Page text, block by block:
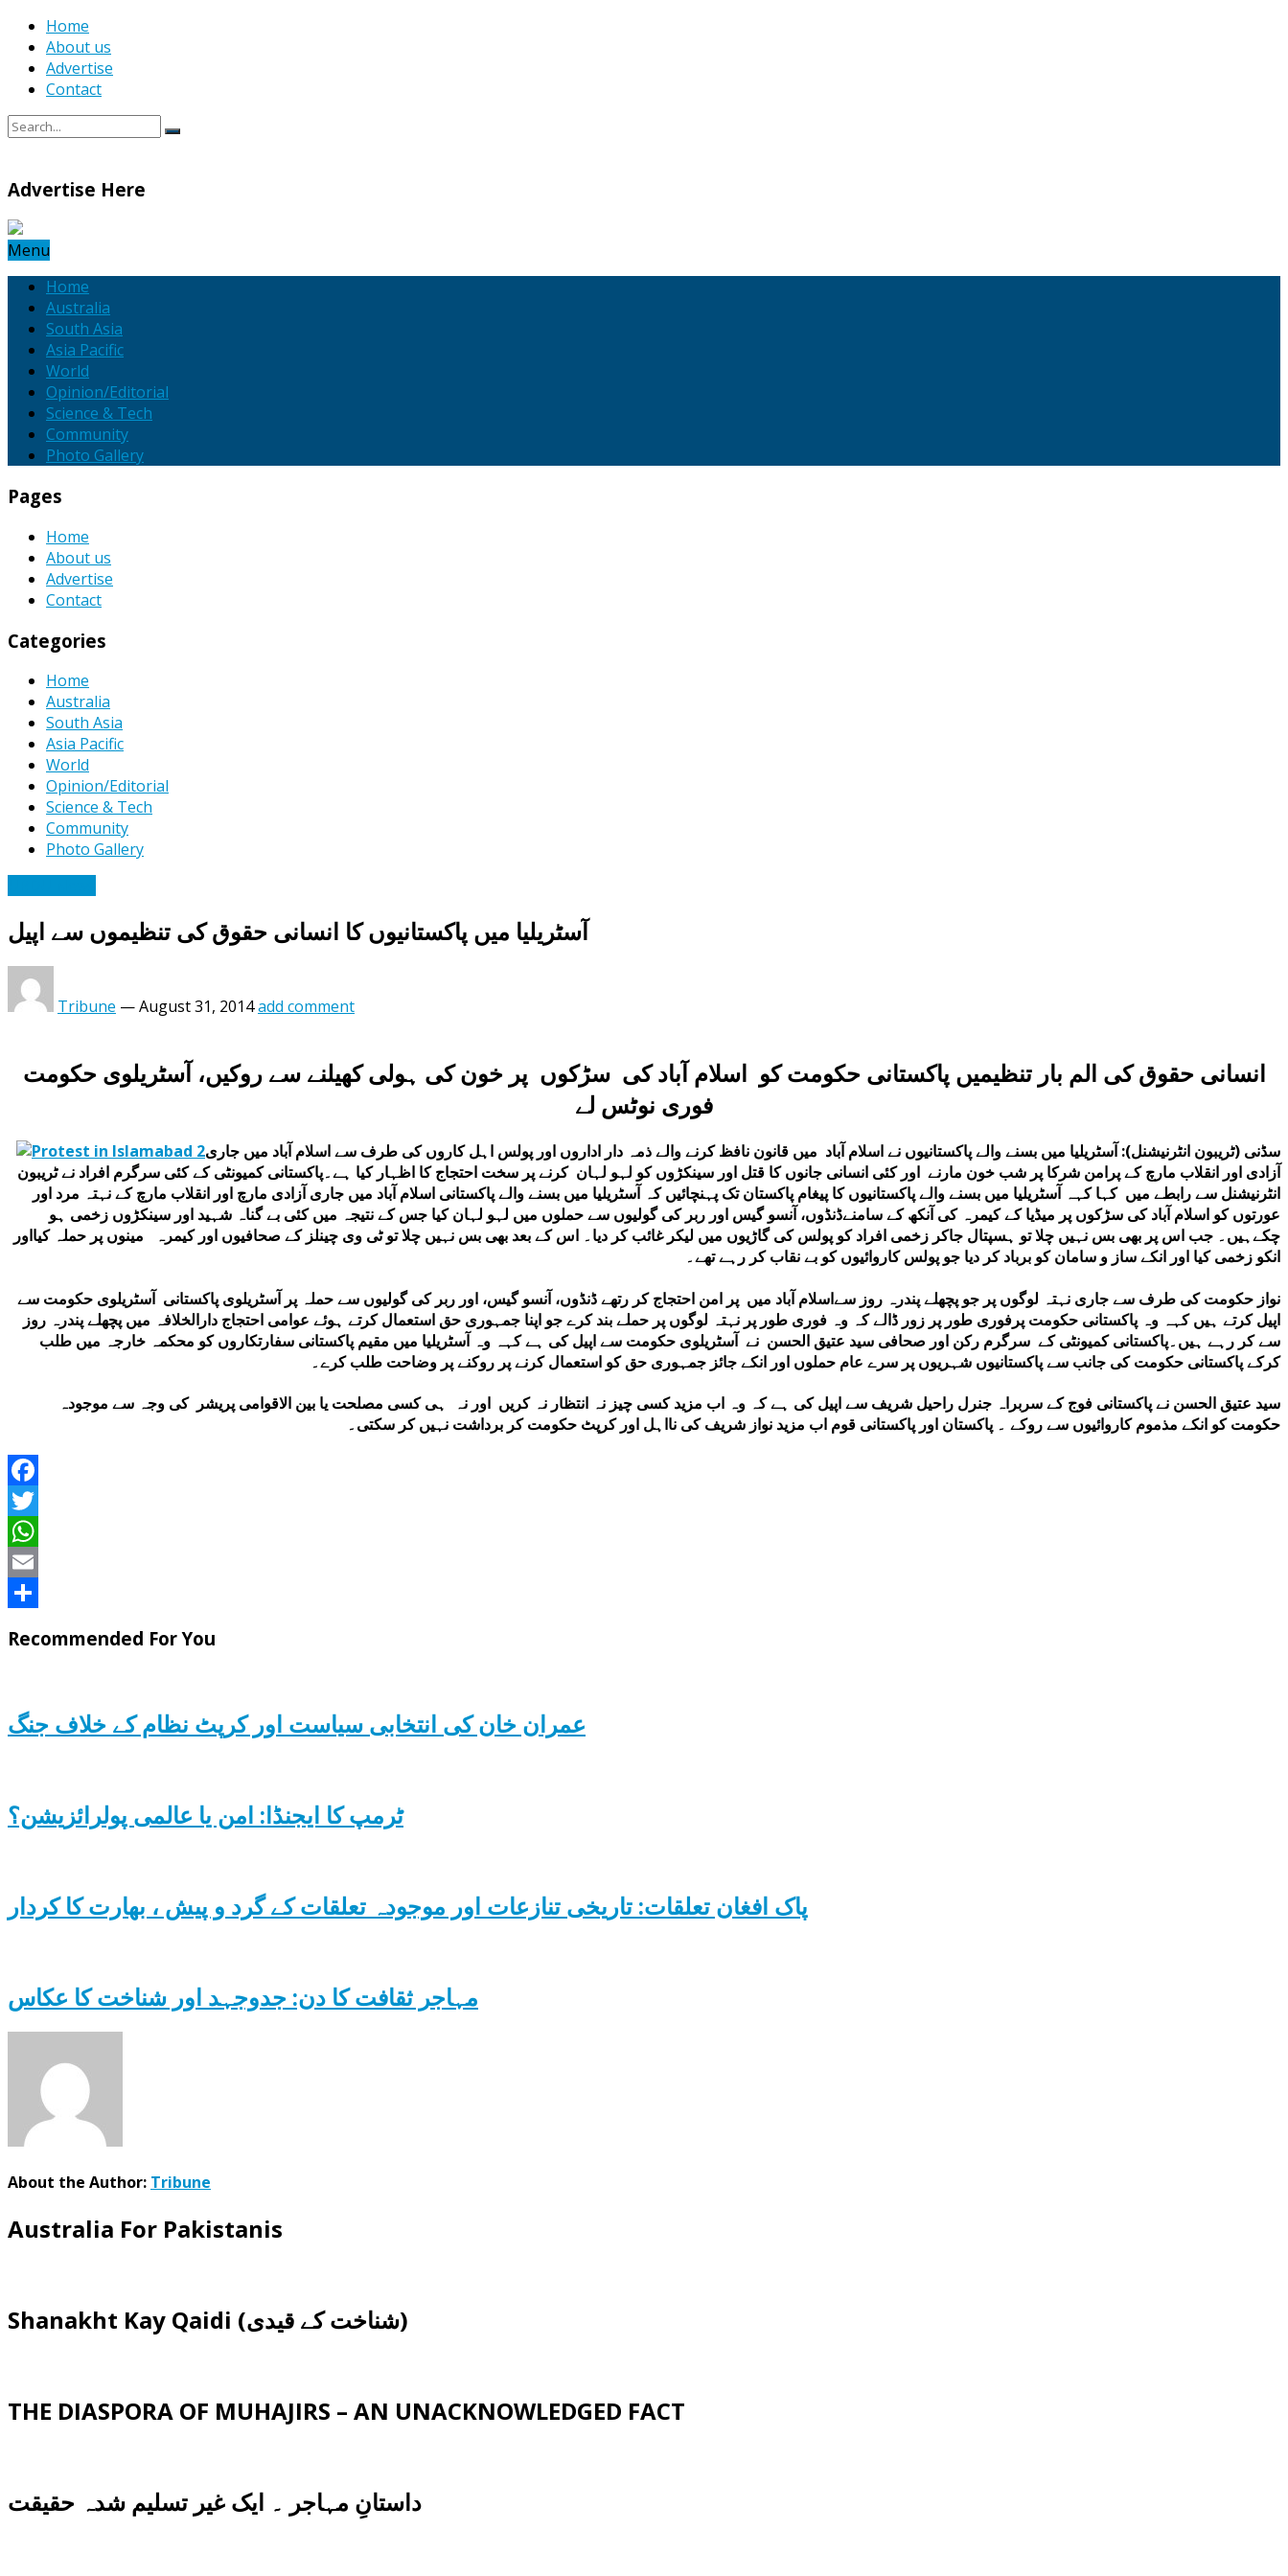
Home
About us
Advertise
Contact
Advertise Here
Menu
Home
Australia
South Asia
Asia Pacific
World
Opinion/Editorial
Science & Tech
Community
Photo Gallery
Pages
Home
About us
Advertise
Contact
Categories
Home
Australia
South Asia
Asia Pacific
World
Opinion/Editorial
Science & Tech
Community
Photo Gallery
آسٹریلیا میں پاکستانیوں کا انسانی حقوق کی تنظیموں سے اپیل
Tribune —August 31, 2014add comment
انسانی حقوق کی الم بار تنظیمیں پاکستانی حکومت کو اسلام آباد کی سڑکوں پر خون کی ہولی کھیلنے سے روکیں، آسٹریلوی حکومت
فوری نوٹس لے
سڈنی (ٹریبون انٹرنیشنل): آسٹریلیا میں بسنے والے پاکستانیوں نے اسلام آباد میں قانون نافظ کرنے والے ذمہ دار اداروں اور پولس اہل کاروں کی طرف سے اسلام آباد میں جاری
آزادی اور انقلاب مارچ کے پرامن شرکا پر شب خون مارنے اور کئی انسانی جانوں کا قتل اور سینکڑوں کو لہو لہان کرنے پر سخت احتجاج کا اظہار کیا ہے۔پاکستانی کمیونٹی کے کئی سرگرم افراد نے ٹریبون
انٹرنیشنل سے رابطے میں کہا کہہ آسٹریلیا میں بسنے والے پاکستانیوں کا پیغام پاکستان تک پہنچائیں کہ آسٹریلیا میں بسنے والے پاکستانی اسلام آباد میں جاری آزادی مارچ اور انقلاب مارچ کے نہتہ مرد اور
عورتوں کو اسلام آباد کی سڑکوں پر میڈیا کے کیمرہ کی آنکھ کے سامنےڈنڈوں، آنسو گیس اور ربر کی گولیوں سے حملوں میں لہو لہان کیا جس کے نتیجہ میں کئی بے گناہ شہید اور سینکڑوں زخمی ہو
چکےہیں۔ جب اس پر بھی بس نہیں چلا تو ہسپتال جاکر زخمی افراد کو پولس کی گاڑیوں میں لیکر غائب کر دیا۔ اس کے بعد بھی بس نہیں چلا تو ٹی وی چینلز کے صحافیوں اور کیمرہ مینوں پر حملہ کیااور
انکو زخمی کیا اور انکے ساز و سامان کو برباد کر دیا جو پولس کاروائیوں کو بے نقاب کر رہے تھے۔
نواز حکومت کی طرف سے جاری نہتہ لوگوں پر جو پچھلے پندرہ روز سےاسلام آباد میں پر امن احتجاج کر رتھے ڈنڈوں، آنسو گیس، اور ربر کی گولیوں سے حملہ پر آسٹریلوی پاکستانی آسٹریلوی حکومت سے
اپیل کرتے ہیں کہہ وہ پاکستانی حکومت پرفوری طور پر زور ڈالے کہ وہ فوری طور پر نہتہ لوگوں پر حملے بند کرے جو اپنا جمہوری حق استعمال کرتے ہوئے عوامی احتجاج دارالخلافہ میں پچھلے پندرہ روز
سے کر رہے ہیں۔پاکستانی کمیونٹی کے سرگرم رکن اور صحافی سید عتیق الحسن نے آسٹریلوی حکومت سے اپیل کی ہے کہہ وہ آسٹریلیا میں مقیم پاکستانی سفارتکاروں کو محکمہ خارجہ میں طلب
کرکے پاکستانی حکومت کی جانب سے پاکستانیوں شہریوں پر سرے عام حملوں اور انکے جائز جمہوری حق کو استعمال کرنے پر روکنے پر وضاحت طلب کرے۔
سید عتیق الحسن نے پاکستانی فوج کے سربراہ جنرل راحیل شریف سے اپیل کی ہے کہ وہ اب مزید کسی چیز نہ انتظار نہ کریں اور نہ ہی کسی مصلحت یا بین الاقوامی پریشر کی وجہ سے موجودہ
حکومت کو انکے مذموم کاروائیوں سے روکے ۔ پاکستان اور پاکستانی قوم اب مزید نواز شریف کی نااہل اور کرپٹ حکومت کر برداشت نہیں کر سکتی۔
Facebook
Twitter
WhatsApp
Email
Recommended For You
عمران خان کی انتخابی سیاست اور کرپٹ نظام کے خلاف جنگ
ٹرمپ کا ایجنڈا: امن یا عالمی پولرائزیشن؟
پاک افغان تعلقات: تاریخی تنازعات اور موجودہ تعلقات کے گرد و پیش ، بھارت کا کردار
مہاجر ثقافت کا دن: جدوجہد اور شناخت کا عکاس
About the Author: Tribune
Australia For Pakistanis
Shanakht Kay Qaidi (شناخت کے قیدی)
THE DIASPORA OF MUHAJIRS – AN UNACKNOWLEDGED FACT
داستانِ مہاجر ۔ ایک غیر تسلیم شدہ حقیقت